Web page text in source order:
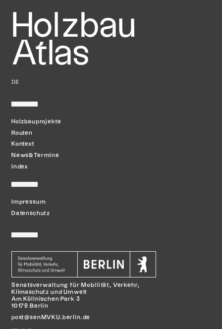
Holzbau
Atlas
DE
Holzbauprojekte
Routen
Kontext
News&Termine
Index
Impressum
Datenschutz
Senatsverwaltung für Mobilität, Verkehr,
Klimaschutz und Umwelt
Am Köllnischen Park 3
10179 Berlin
post@senMVKU.berlin.de